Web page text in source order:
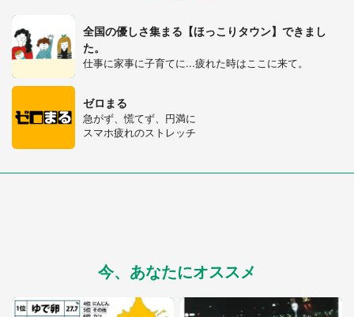
全国の優しさ集まる【ほっこりタウン】できまし
た。
仕事に家事に子育てに...疲れた時はここに来て。
ゼロまる
急がず、慌てず、円満に
スマホ疲れのストレッチ
今、あなたにオススメ